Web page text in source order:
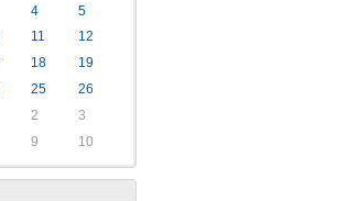
4
5
11
12
18
19
25
26
2
3
9 10